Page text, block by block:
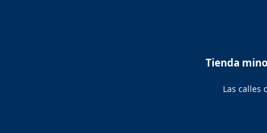
Tienda
Las calles